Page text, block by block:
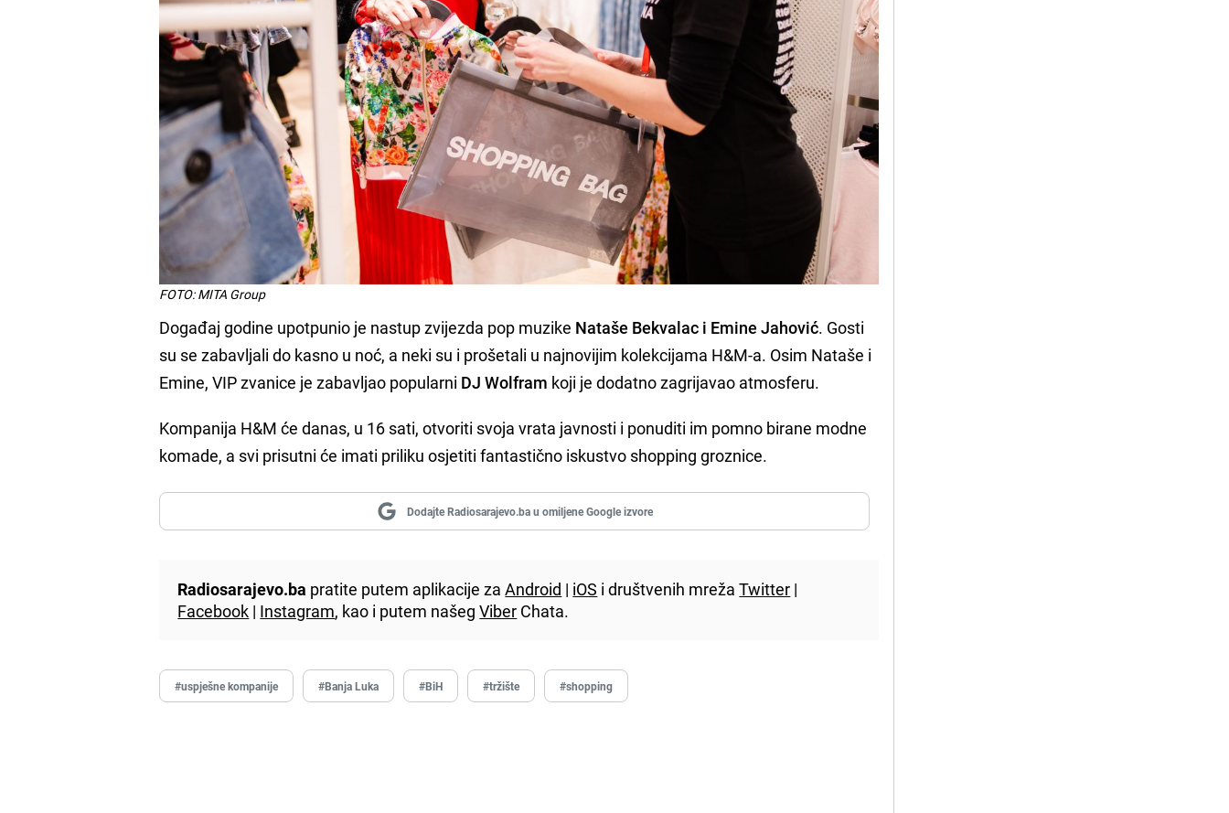
FOTO: MITA Group
Događaj godine upotpunio je nastup zvijezda pop muzike Nataše Bekvalac i Emine Jahović. Gosti
su se zabavljali do kasno u noć, a neki su i prošetali u najnovijim kolekcijama H&M-a. Osim Nataše i
Emine, VIP zvanice je zabavljao popularni DJ Wolfram koji je dodatno zagrijavao atmosferu.
Kompanija H&M će danas, u 16 sati, otvoriti svoja vrata javnosti i ponuditi im pomno birane modne
komade, a svi prisutni će imati priliku osjetiti fantastično iskustvo shopping groznice.
Dodajte Radiosarajevo.ba u omiljene Google izvore
Radiosarajevo.ba pratite putem aplikacije zaAndroid | iOS i društvenih mrežaTwitter |
Facebook | Instagram, kao i putem našegViber Chata.
#uspješne kompanije #Banja Luka #BiH #tržište #shopping